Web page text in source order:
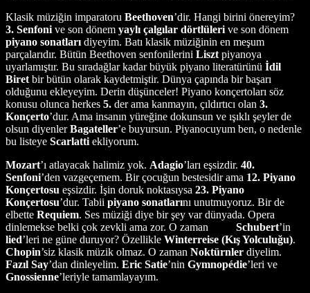
Klasik müziğin imparatoru Beethoven’dir. Hangi birini önereyim?
3. Senfoni ve son dönem yaylı çalgılar dörtlüleri ve son dönem
piyano sonatları diyeyim. Batı klasik müziğinin en meşum
parçalarıdır. Bütün Beethoven senfonilerini Liszt piyanoya
uyarlamıştır. Bu sıradağlar kadar büyük piyano literatürünü İdil
Biret bir bütün olarak kaydetmiştir. Dünya çapında bir başarı
olduğunu ekleyeyim. Derin düşünceler! Piyano konçertoları söz
konusu olunca herkes 5. der ama kanmayın, çıldırtıcı olan 3.
Konçerto’dur. Ama insanın yüreğine dokunsun ve ışıklı şeyler de
olsun diyenlerBagateller’e buyursun. Piyanocuyum ben, o nedenle
bu listeye Scarlatti ekliyorum.
Mozart’ı atlayacak halimiz yok. Adagio’ları eşsizdir. 40.
Senfoni’den vazgeçemem. Bir çocuğun bestesidir ama 12. Piyano
Konçertosu eşsizdir. İşin doruk noktasıysa 23. Piyano
Konçertosu’dur. Tabii piyano sonatlarını unutmuyoruz. Bir de
elbette Requiem. Ses müziği diye bir şey var dünyada. Opera
dinlemekse belki çok zevkli ama zor. O zaman
Schubert’in
lied’leri ne güne duruyor? Özellikle Winterreise (Kış Yolculuğu).
Chopin’siz klasik müzik olmaz. O zaman Noktürnler diyelim.
Fazıl Say’dan dinleyelim. Eric Satie’nin Gymnopédie’leri ve
Gnossienne’leriyle tamamlayayım.